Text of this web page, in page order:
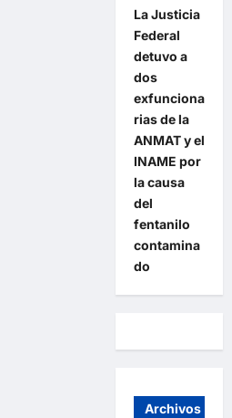
La Justicia
Federal
detuvo a
dos
exfunciona
rias de la
ANMAT y el
INAME por
la causa
del
fentanilo
contamina
do
Archivos